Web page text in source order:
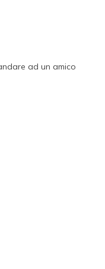
ad un amico